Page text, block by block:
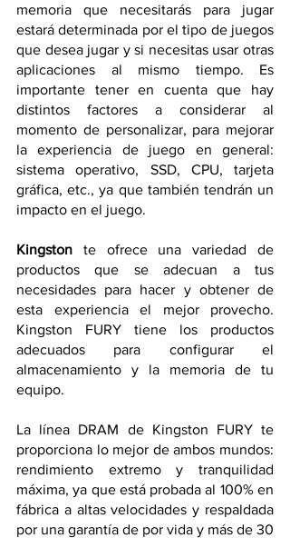
memoria que necesitarás para jugar
estará determinada por el tipo de juegos
que desea jugar y si necesitas usar otras
aplicaciones al mismo tiempo. Es
importante tener en cuenta que hay
distintos factores a considerar al
momento de personalizar, para mejorar
la experiencia de juego en general:
sistema operativo, SSD, CPU, tarjeta
gráfica, etc., ya que también tendrán un
impacto en el juego.
Kingston te ofrece una variedad de
productos que se adecuan a tus
necesidades para hacer y obtener de
esta experiencia el mejor provecho.
Kingston FURY tiene los productos
adecuados para configurar el
almacenamiento y la memoria de tu
equipo.
La línea DRAM de Kingston FURY te
proporciona lo mejor de ambos mundos:
rendimiento extremo y tranquilidad
máxima, ya que está probada al 100% en
fábrica a altas velocidades y respaldada
por una garantía de por vida y más de 30